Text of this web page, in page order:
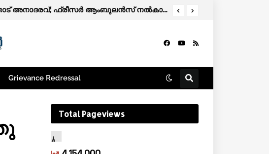
രക്ഷാപ്രവർത്തനത്തിനിടെ മരിച്ച ആർ രാജേഷിന്റെ മൃതദേഹത്തോട് അനാദരവ്; ഫ്രീസർ ആംബുലൻസ് നൽകാതെ അധികൃതർ.
Grievance Redressal
Total Pageviews